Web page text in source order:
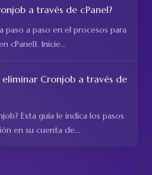
a través de cPanel?
paso a paso en el procesos para
cPanel1. Inicie...
Cronjob a través de
Esta guía le indica los pasos
en su cuenta de...